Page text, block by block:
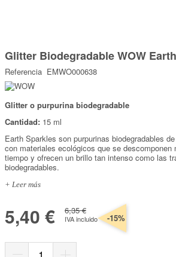
Top Ventas
Temática
Somos Kimidori
comienzo
de
la
galería
de
imágenes
Glitter Biodegradable WOW
Referencia EMWO000638
Glitter o purpurina biodegradable
Cantidad: 15 ml
Earth Sparkles son purpurinas biodegradables
con materiales ecológicos que se descomponen
tiempo y ofrecen un brillo tan intenso como las
biodegradables.
+ Leer más
5,40 € 6,35 €
IVA incluido -15%